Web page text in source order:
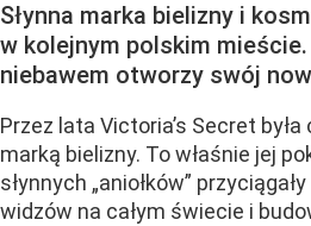
Słynna marka bielizny i
w kolejnym polskim
niebawem otworzy swój
Przez lata Victoria’s Secret
marką bielizny. To właśnie jej
słynnych „aniołków”
widzów na całym świecie i